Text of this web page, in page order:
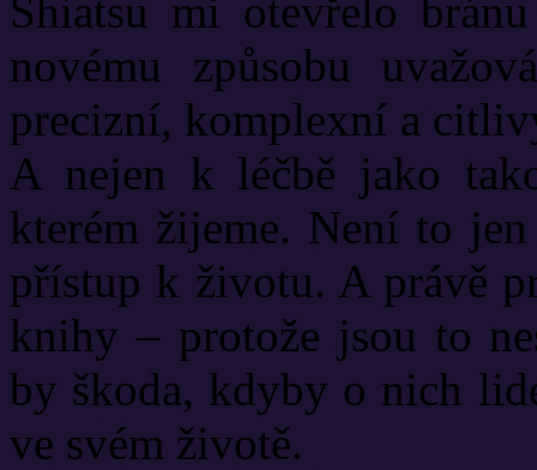
Shiatsu mi otevřelo
novému způsobu
precizní, komplexní a
A nejen k léčbě jako
kterém žijeme. Není to
přístup k životu. A právě
knihy – protože jsou to
by škoda, kdyby o nich
ve svém životě.